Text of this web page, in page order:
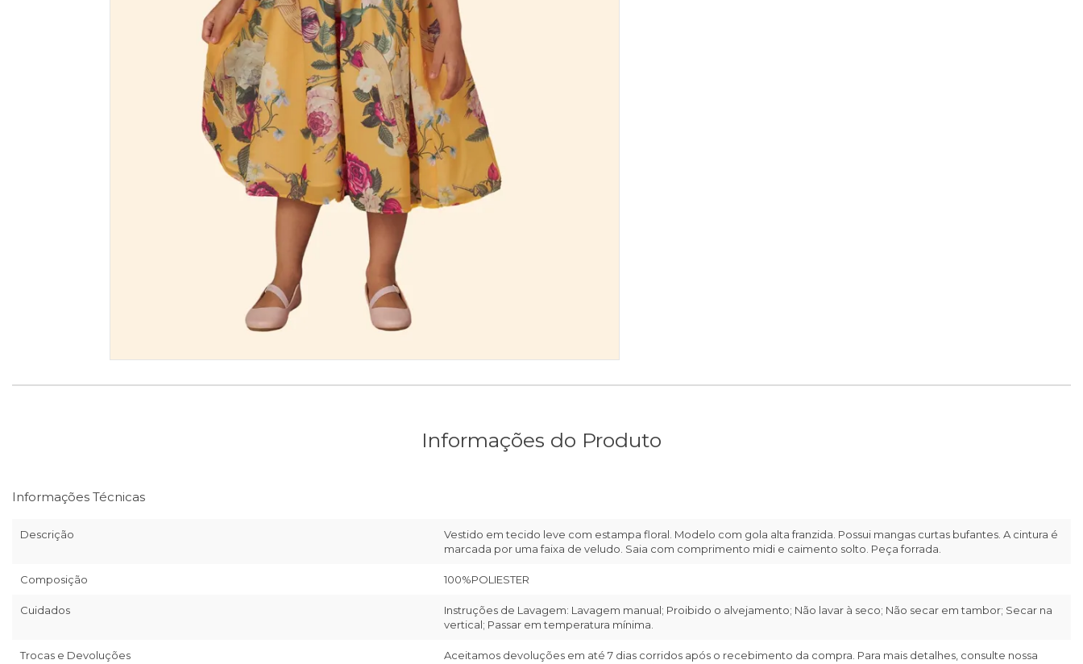
Informações do Produto
Informações Técnicas
Descrição
Vestido em tecido leve com estampa floral. Modelo com gola alta franzida. Possui mangas curtas bufantes. A cintura é
marcada por uma faixa de veludo. Saia com comprimento midi e caimento solto. Peça forrada.
Composição 100%POLIESTER
Cuidados
Instruções de Lavagem: Lavagem manual; Proibido o alvejamento; Não lavar à seco; Não secar em tambor; Secar na
vertical; Passar em temperatura mínima.
Trocas e Devoluções
Aceitamos devoluções em até 7 dias corridos após o recebimento da compra. Para mais detalhes, consulte nossa